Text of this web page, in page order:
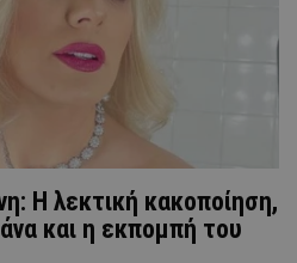
Η λεκτική κακοποίηση,
και η εκπομπή του